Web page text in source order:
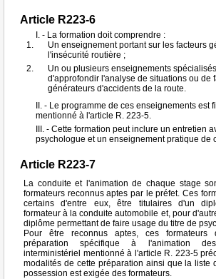
Article R223-6
I. - La formation doit comprendre :
Un enseignement portant sur les facteurs
l'insécurité routière ;
Un ou plusieurs enseignements
d'approfondir l'analyse de situations ou de
générateurs d'accidents de la route.
II. - Le programme de ces enseignements est
mentionné à l'article R. 223-5.
III. - Cette formation peut inclure un entretien
psychologue et un enseignement pratique de
Article R223-7
La conduite et l'animation de chaque stage
formateurs reconnus aptes par le préfet. Ces
certains d'entre eux, être titulaires d'un
formateur à la conduite automobile et, pour
diplôme permettant de faire usage du titre de
Pour être reconnus aptes, ces formateurs
préparation spécifique à l'animation
interministériel mentionné à l'article R. 223-5
modalités de cette préparation ainsi que la liste
possession est exigée des formateurs.